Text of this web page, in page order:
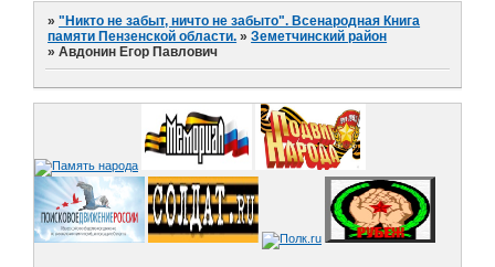
»"Никто не забыт, ничто не забыто". Всенародная Книга
памяти Пензенской области. »Земетчинский район
»Авдонин Егор Павлович